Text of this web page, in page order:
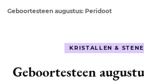
Geboortesteen augustus: Peridoot
KRISTALLEN &
Geboortesteen